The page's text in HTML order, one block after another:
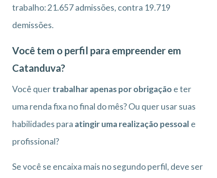
trabalho: 21.657 admissões, contra 19.719
demissões.
Você tem o perfil para empreender em
Catanduva?
Você quertrabalhar apenas por obrigação e ter
uma renda fixa no final do mês? Ou quer usar suas
habilidades para atingir uma realização pessoal e
profissional?
Se você se encaixa mais no segundo perfil, deve ser